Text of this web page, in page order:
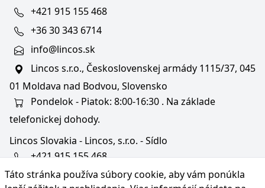
Táto stránka používa súbory cookie, aby vám ponúkla
+421 915 155 468
+36 30 343 6714
info@lincos.sk
Lincos s.r.o., Československej armády 1115/37, 045
01 Moldava nad Bodvou, Slovensko
Pondelok - Piatok: 8:00-16:30 . Na základe
telefonickej dohody.
Lincos Slovakia - Lincos, s.r.o. - Sídlo
+421 915 155 468
+36/30 343 6714